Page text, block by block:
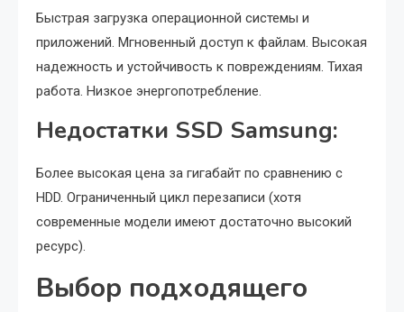
Быстрая загрузка операционной системы и
приложений. Мгновенный доступ к файлам. Высокая
надежность и устойчивость к повреждениям. Тихая
работа. Низкое энергопотребление.
Недостатки SSD Samsung:
Более высокая цена за гигабайт по сравнению с
HDD. Ограниченный цикл перезаписи (хотя
современные модели имеют достаточно высокий
ресурс).
Выбор подходящего